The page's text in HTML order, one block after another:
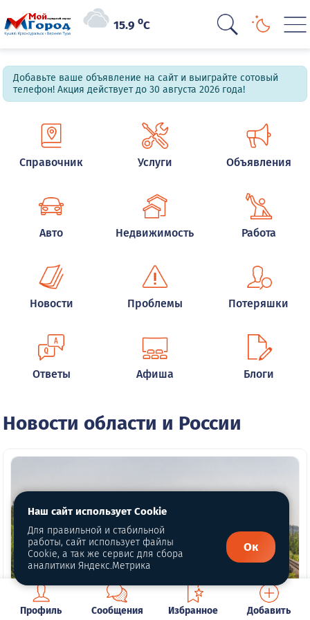
15.9oC
Добавьте ваше объявление на сайт и выиграйте сотовый
телефон! Акция действует до 30 августа 2026 года!
Справочник Услуги Объявления
Авто Недвижимость Работа
Новости Проблемы Потеряшки
Ответы Афиша Блоги
Новости области и России
Профиль Сообщения Избранное Добавить
Наш сайт использует Cookie
Для правильной и стабильной
работы, сайт использует файлы
Cookie, а так же сервис для сбора
аналитики Яндекс.Метрика
Ок